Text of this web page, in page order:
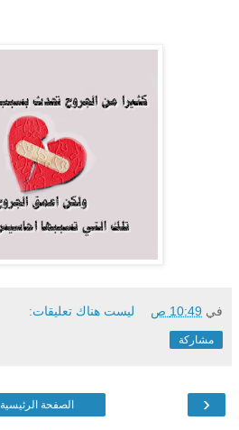
في 10:49 ص ليست هناك تعليقات:
مشاركة
‹ الصفحة الرئيسية